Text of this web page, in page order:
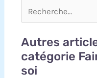
Autres
catégorie
soi